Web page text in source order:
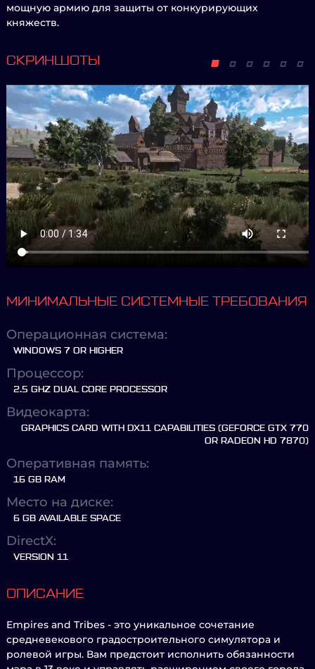
мощную армию для защиты от конкурирующих
княжеств.
СКРИНШОТЫ
МИНИМАЛЬНЫЕ СИСТЕМНЫЕ ТРЕБОВАНИЯ
Операционная система:
WINDOWS 7 OR HIGHER
Процессор:
2.5 GHZ DUAL CORE PROCESSOR
Видеокарта:
GRAPHICS CARD WITH DX11 CAPABILITIES (GEFORCE GTX 770
OR RADEON HD 7870)
Оперативная память:
16 GB RAM
Место на диске:
6 GB AVAILABLE SPACE
DirectX:
VERSION 11
ОПИСАНИЕ
Empires and Tribes - это уникальное сочетание
средневекового градостроительного симулятора и
ролевой игры. Вам предстоит исполнить обязанности